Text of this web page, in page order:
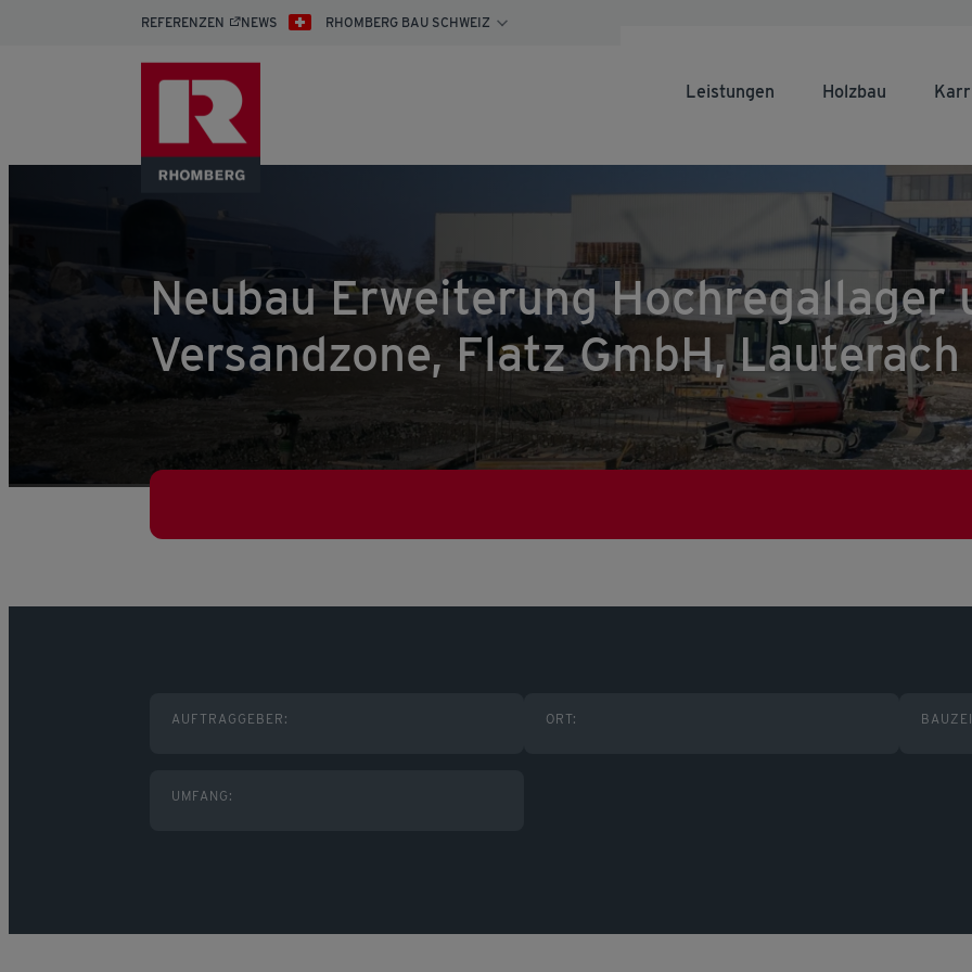
REFERENZEN NEWS RHOMBERG BAU SCHWEIZ
Leistungen Holzbau
Neubau Erweiterung Hochregallager
Versandzone, Flatz GmbH, Lauterach
AUFTRAGGEBER: ORT:
UMFANG: